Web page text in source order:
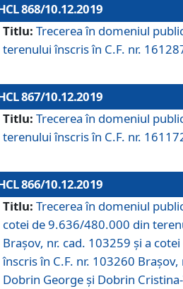
868/10.12.2019
Titlu: Trecerea în domeniul
terenului înscris în C.F. nr.
867/10.12.2019
Titlu: Trecerea în domeniul
terenului înscris în C.F. nr.
866/10.12.2019
Titlu: Trecerea în domeniul
cotei de 9.636/480.000 din
Brașov, nr. cad. 103259 și a
înscris în C.F. nr. 103260
Dobrin George și Dobrin